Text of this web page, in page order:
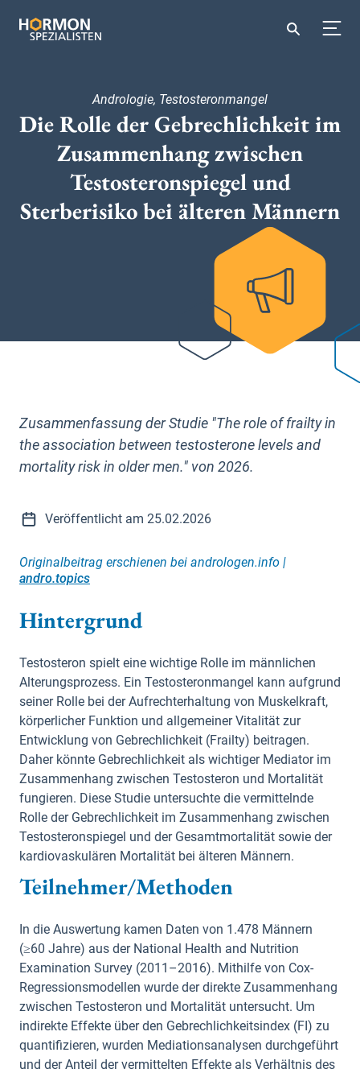
Andrologie, Testosteronmangel
Die Rolle der Gebrechlichkeit im
Zusammenhang zwischen
Testosteronspiegel und
Sterberisiko bei älteren Männern
Zusammenfassung der Studie "The role of frailty in
the association between testosterone levels and
mortality risk in older men." von 2026.
Veröffentlicht am 25.02.2026
Originalbeitrag erschienen bei andrologen.info |
andro.topics
Hintergrund
Testosteron spielt eine wichtige Rolle im männlichen
Alterungsprozess. Ein Testosteronmangel kann aufgrund
seiner Rolle bei der Aufrechterhaltung von Muskelkraft,
körperlicher Funktion und allgemeiner Vitalität zur
Entwicklung von Gebrechlichkeit (Frailty) beitragen.
Daher könnte Gebrechlichkeit als wichtiger Mediator im
Zusammenhang zwischen Testosteron und Mortalität
fungieren. Diese Studie untersuchte die vermittelnde
Rolle der Gebrechlichkeit im Zusammenhang zwischen
Testosteronspiegel und der Gesamtmortalität sowie der
kardiovaskulären Mortalität bei älteren Männern.
Teilnehmer/Methoden
In die Auswertung kamen Daten von 1.478 Männern
(≥60 Jahre) aus der National Health and Nutrition
Examination Survey (2011–2016). Mithilfe von Cox-
Regressionsmodellen wurde der direkte Zusammenhang
zwischen Testosteron und Mortalität untersucht. Um
indirekte Effekte über den Gebrechlichkeitsindex (FI) zu
quantifizieren, wurden Mediationsanalysen durchgeführt
und der Anteil der vermittelten Effekte als Verhältnis des